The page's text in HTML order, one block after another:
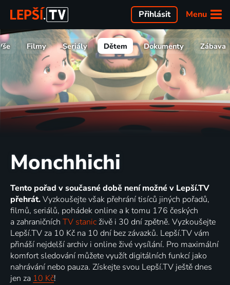
Menu
Přihlásit
Filmy Seriály Dětem Dokumenty Zábava
Monchhichi
Tento pořad v současné době není možné v Lepší.TV
přehrát.Vyzkoušejte však přehrání tisíců jiných pořadů,
filmů, seriálů, pohádek online a k tomu 176 českých
a zahraničních TV stanic živě i 30 dní zpětně. Vyzkoušejte
Lepší.TV za 10 Kč na 10 dní bez závazků. Lepší.TV vám
přináší nejdelší archiv i online živé vysílání. Pro maximální
komfort sledování můžete využít digitálních funkcí jako
nahrávání nebo pauza. Získejte svou Lepší.TV ještě dnes
jen za 10 Kč!